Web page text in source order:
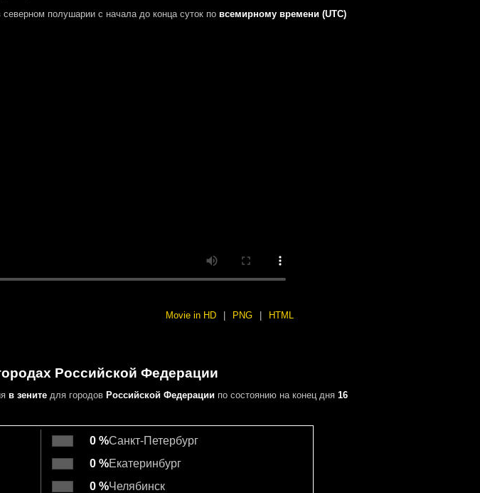
полушариис начала до конца сутокпо всемирному времени (UTC)
Movie in HD PNG HTML
Российской Федерации
в зените для городов Российской Федерациипо состоянию на конец дня 16
0 %Санкт-Петербург
0 %Екатеринбург
0 %Челябинск